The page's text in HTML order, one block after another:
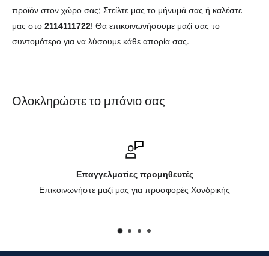
προϊόν στον χώρο σας; Στείλτε μας το μήνυμά σας ή καλέστε
μας στο 2114111722! Θα επικοινωνήσουμε μαζί σας το
συντομότερο για να λύσουμε κάθε απορία σας.
Ολοκληρώστε το μπάνιο σας
Επαγγελματίες προμηθευτές
Επικοινωνήστε μαζί μας για προσφορές Χονδρικής